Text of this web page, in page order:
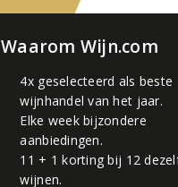
Waarom Wijn.com
4x geselecteerd als beste
wijnhandel van het jaar.
Elke week bijzondere
aanbiedingen.
11 + 1 korting bij 12
wijnen.